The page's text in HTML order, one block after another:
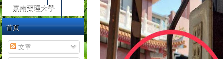
嘉南藥理大學
首頁
文章